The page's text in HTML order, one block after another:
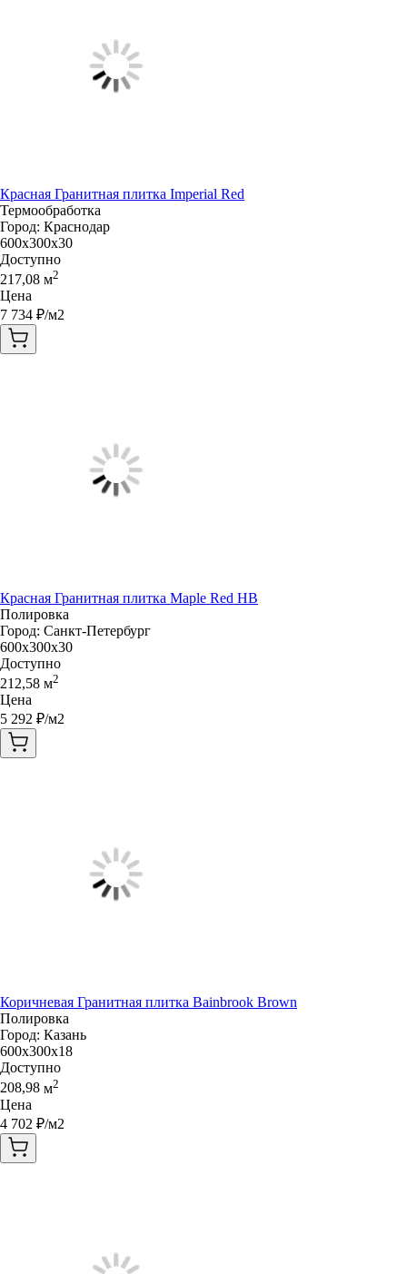
Красная Гранитная плитка Imperial Red
Термообработка
Город: Краснодар
600x300x30
Доступно
217,08 м2
Цена
7 734 ₽/м2
Красная Гранитная плитка Maple Red HB
Полировка
Город: Санкт-Петербург
600x300x30
Доступно
212,58 м2
Цена
5 292 ₽/м2
Коричневая Гранитная плитка Bainbrook Brown
Полировка
Город: Казань
600x300x18
Доступно
208,98 м2
Цена
4 702 ₽/м2